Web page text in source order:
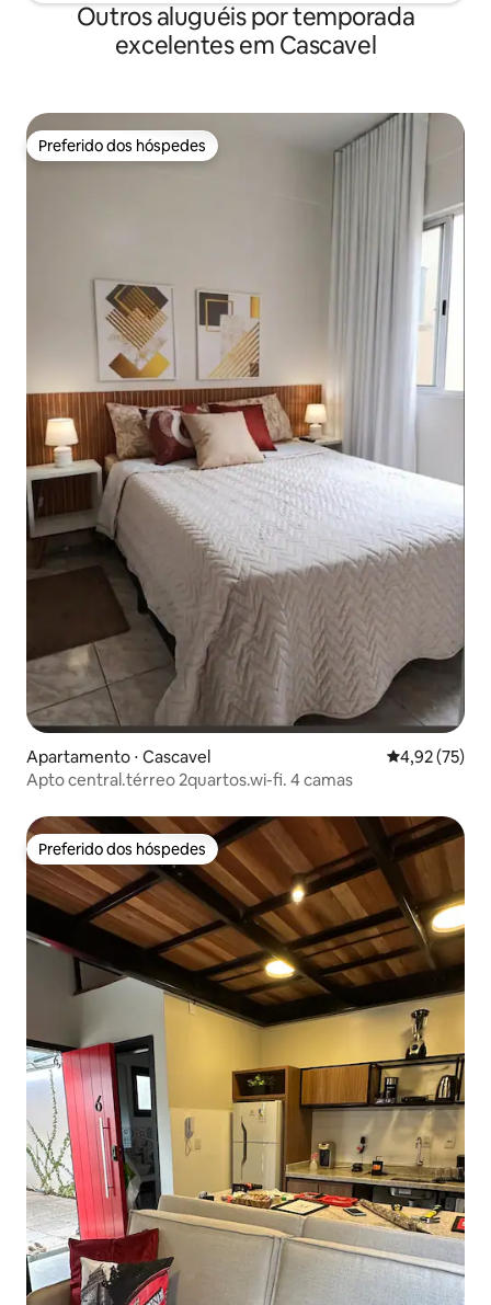
Outros aluguéis por temporada
excelentes em Cascavel
Preferido dos hóspedes
Preferido dos hóspedes
Apartamento ⋅ Cascavel 4,92 de uma
4,92 (75)
Apto central.térreo 2quartos.wi-fi. 4 camas
Preferido dos hóspedes
Preferido dos hóspedes